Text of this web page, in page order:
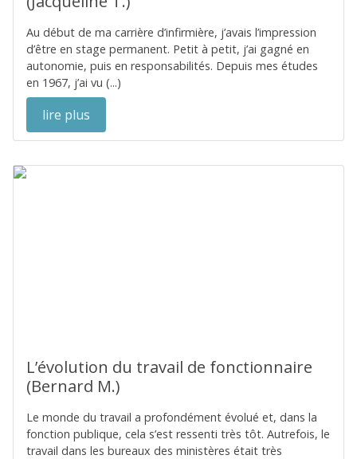
Au début de ma carrière d’infirmière, j’avais l’impression
d’être en stage permanent. Petit à petit, j’ai gagné en
autonomie, puis en responsabilités. Depuis mes études
en 1967, j’ai vu (...)
lire plus
L’évolution du travail de fonctionnaire
(Bernard M.)
Le monde du travail a profondément évolué et, dans la
fonction publique, cela s’est ressenti très tôt. Autrefois, le
travail dans les bureaux des ministères était très